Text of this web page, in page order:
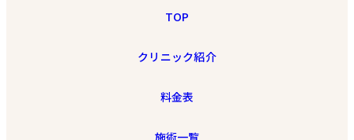
TOP
クリニック紹介
料金表
施術一覧